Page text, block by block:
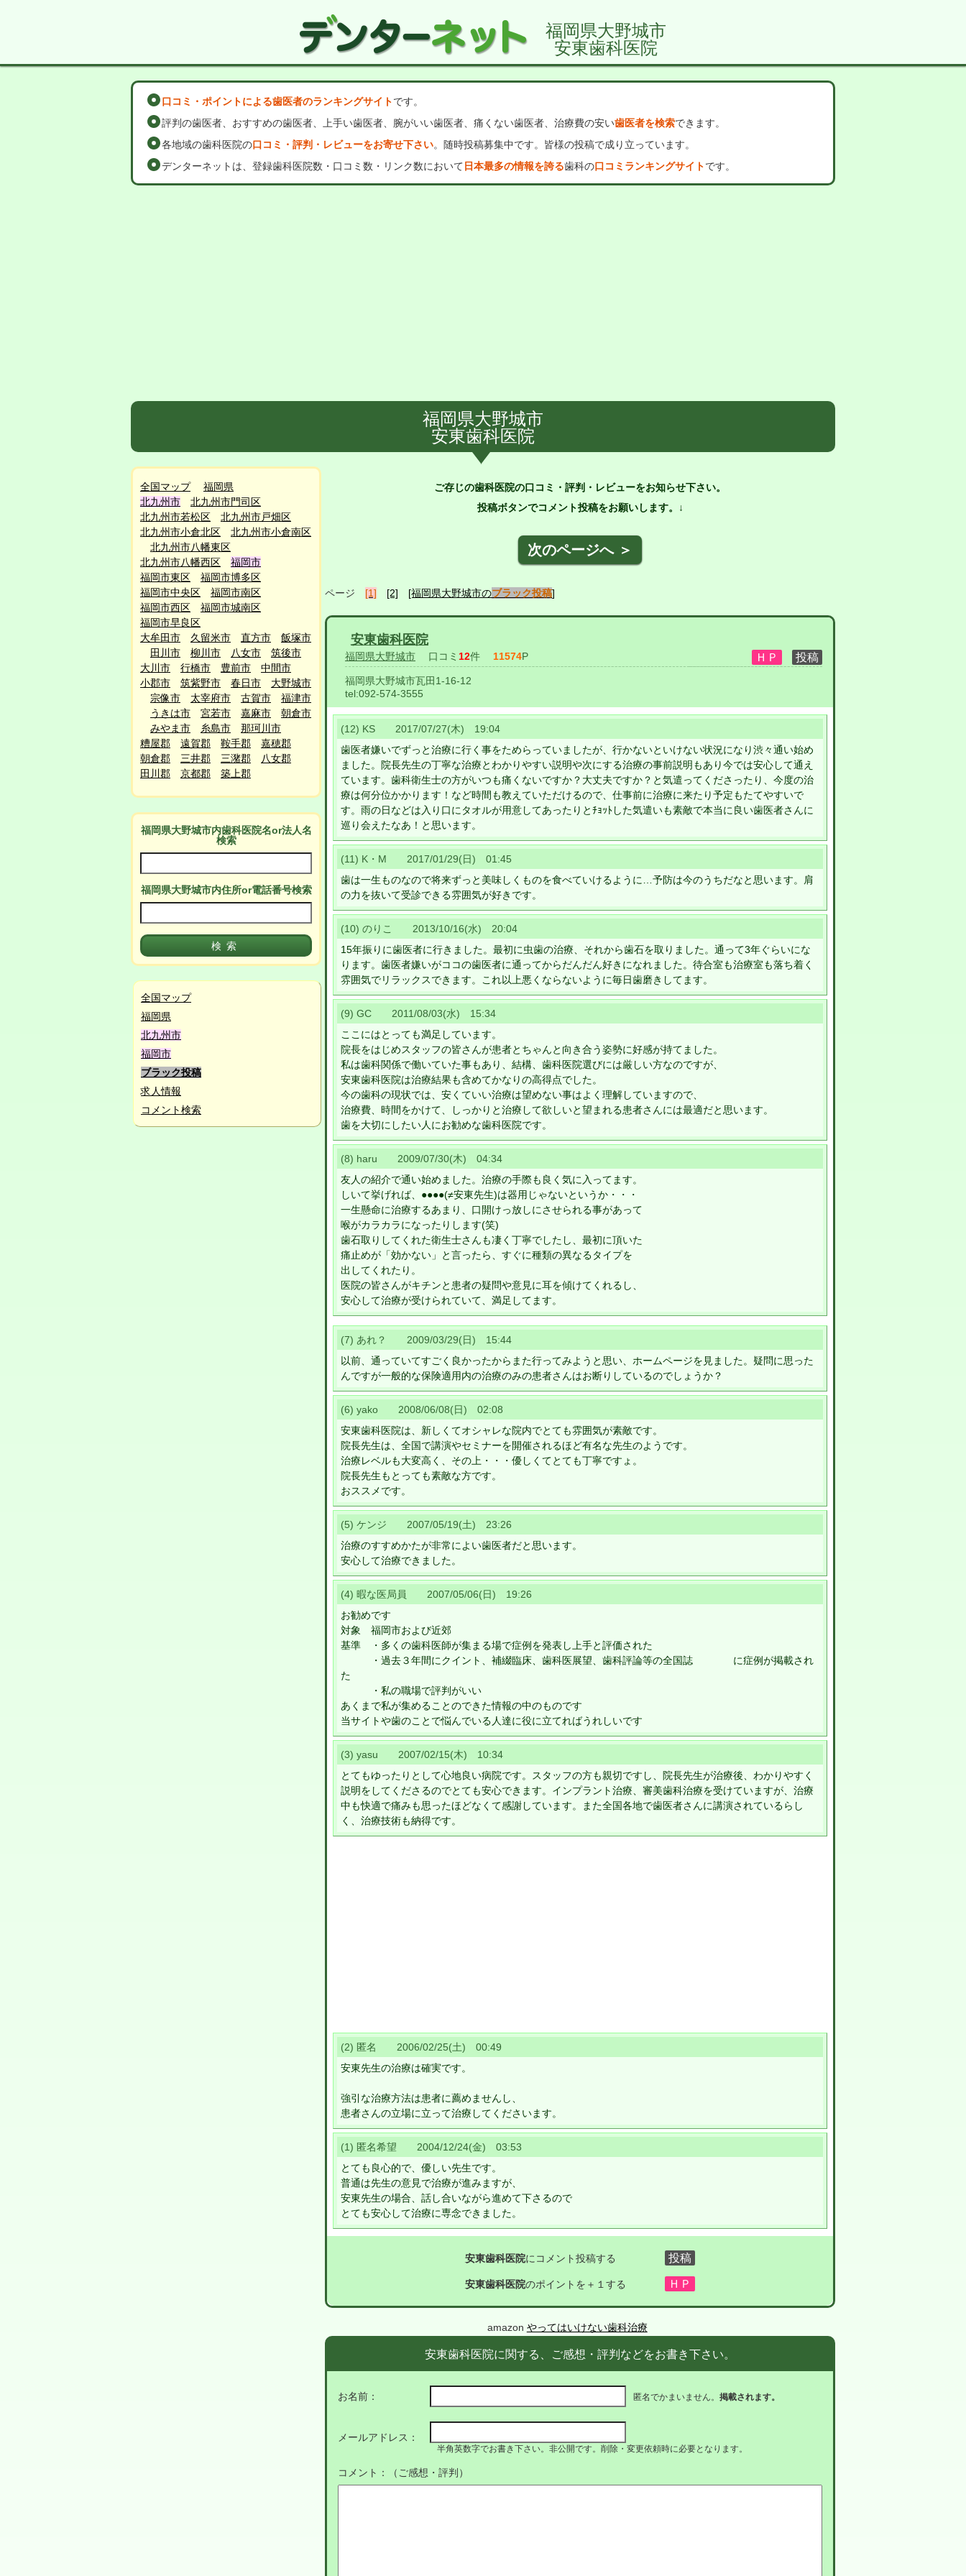
福岡県大野城市
安東歯科医院
口コミ・ポイントによる歯医者のランキングサイトです。
評判の歯医者、おすすめの歯医者、上手い歯医者、腕がいい歯医者、痛くない歯医者、治療費の安い歯医者を検索できます。
各地域の歯科医院の口コミ・評判・レビューをお寄せ下さい。随時投稿募集中です。皆様の投稿で成り立っています。
デンターネットは、登録歯科医院数・口コミ数・リンク数において 日本最多の情報を誇る歯科の口コミランキングサイトです。
福岡県大野城市
安東歯科医院
全国マップ
福岡県
北九州市
北九州市門司区
北九州市若松区
北九州市戸畑区
北九州市小倉北区
北九州市小倉南区
北九州市八幡東区
北九州市八幡西区
福岡市
福岡市東区
福岡市博多区
福岡市中央区
福岡市南区
福岡市西区
福岡市城南区
福岡市早良区
大牟田市
久留米市 直方市
飯塚市
田川市
柳川市 八女市
筑後市
大川市
行橋市 豊前市
中間市
小郡市
筑紫野市 春日市
大野城市
宗像市
太宰府市 古賀市
福津市
うきは市
宮若市 嘉麻市
朝倉市
みやま市
糸島市
那珂川市
糟屋郡
遠賀郡 鞍手郡
嘉穂郡
朝倉郡
三井郡 三潴郡
八女郡
田川郡
京都郡 築上郡
福岡県大野城市内歯科医院名or法人名
検索
福岡県大野城市内住所or電話番号検索
全国マップ
福岡県
北九州市
福岡市
ブラック投稿
求人情報
コメント検索
ご存じの歯科医院の口コミ・評判・レビューをお知らせ下さい。
投稿ボタンでコメント投稿をお願いします。↓
次のページへ ＞
ページ [1] [2] [福岡県大野城市のブラック投稿]
安東歯科医院
福岡県大野城市 口コミ 12件 11574P
福岡県大野城市瓦田1-16-12
tel:092-574-3555
(12) KS 2017/07/27(木) 19:04
歯医者嫌いでずっと治療に行く事をためらっていましたが、行かないといけない状況になり渋々通い始め
ました。院長先生の丁寧な治療とわかりやすい説明や次にする治療の事前説明もあり今では安心して通え
ています。歯科衛生士の方がいつも痛くないですか？大丈夫ですか？と気遣ってくださったり、今度の治
療は何分位かかります！など時間も教えていただけるので、仕事前に治療に来たり予定もたてやすいで
す。雨の日などは入り口にタオルが用意してあったりとﾁｮｯﾄした気遣いも素敵で本当に良い歯医者さんに
巡り会えたなあ！と思います。
(11) K・M 2017/01/29(日) 01:45
歯は一生ものなので将来ずっと美味しくものを食べていけるように…予防は今のうちだなと思います。肩
の力を抜いて受診できる雰囲気が好きです。
(10) のりこ 2013/10/16(水) 20:04
15年振りに歯医者に行きました。最初に虫歯の治療、それから歯石を取りました。通って3年ぐらいにな
ります。歯医者嫌いがココの歯医者に通ってからだんだん好きになれました。待合室も治療室も落ち着く
雰囲気でリラックスできます。これ以上悪くならないように毎日歯磨きしてます。
(9) GC 2011/08/03(水) 15:34
ここにはとっても満足しています。
院長をはじめスタッフの皆さんが患者とちゃんと向き合う姿勢に好感が持てました。
私は歯科関係で働いていた事もあり、結構、歯科医院選びには厳しい方なのですが、
安東歯科医院は治療結果も含めてかなりの高得点でした。
今の歯科の現状では、安くていい治療は望めない事はよく理解していますので、
治療費、時間をかけて、しっかりと治療して欲しいと望まれる患者さんには最適だと思います。
歯を大切にしたい人にお勧めな歯科医院です。
(8) haru 2009/07/30(木) 04:34
友人の紹介で通い始めました。治療の手際も良く気に入ってます。
しいて挙げれば、●●●●(≠安東先生)は器用じゃないというか・・・
一生懸命に治療するあまり、口開けっ放しにさせられる事があって
喉がカラカラになったりします(笑)
歯石取りしてくれた衛生士さんも凄く丁寧でしたし、最初に頂いた
痛止めが「効かない」と言ったら、すぐに種類の異なるタイプを
出してくれたり。
医院の皆さんがキチンと患者の疑問や意見に耳を傾けてくれるし、
安心して治療が受けられていて、満足してます。
(7) あれ？ 2009/03/29(日) 15:44
以前、通っていてすごく良かったからまた行ってみようと思い、ホームページを見ました。疑問に思った
んですが一般的な保険適用内の治療のみの患者さんはお断りしているのでしょうか？
(6) yako 2008/06/08(日) 02:08
安東歯科医院は、新しくてオシャレな院内でとても雰囲気が素敵です。
院長先生は、全国で講演やセミナーを開催されるほど有名な先生のようです。
治療レベルも大変高く、その上・・・優しくてとても丁寧ですょ。
院長先生もとっても素敵な方です。
おススメです。
(5) ケンジ 2007/05/19(土) 23:26
治療のすすめかたが非常によい歯医者だと思います。
安心して治療できました。
(4) 暇な医局員 2007/05/06(日) 19:26
お勧めです
対象 福岡市および近郊
基準 ・多くの歯科医師が集まる場で症例を発表し上手と評価された
・過去３年間にクイント、補綴臨床、歯科医展望、歯科評論等の全国誌 に症例が掲載され
た
・私の職場で評判がいい
あくまで私が集めることのできた情報の中のものです
当サイトや歯のことで悩んでいる人達に役に立てればうれしいです
(3) yasu 2007/02/15(木) 10:34
とてもゆったりとして心地良い病院です。スタッフの方も親切ですし、院長先生が治療後、わかりやすく
説明をしてくださるのでとても安心できます。インプラント治療、審美歯科治療を受けていますが、治療
中も快適で痛みも思ったほどなくて感謝しています。また全国各地で歯医者さんに講演されているらし
く、治療技術も納得です。
(2) 匿名 2006/02/25(土) 00:49
安東先生の治療は確実です。
強引な治療方法は患者に薦めませんし、
患者さんの立場に立って治療してくださいます。
(1) 匿名希望 2004/12/24(金) 03:53
とても良心的で、優しい先生です。
普通は先生の意見で治療が進みますが、
安東先生の場合、話し合いながら進めて下さるので
とても安心して治療に専念できました。
安東歯科医院にコメント投稿する
安東歯科医院のポイントを＋１する
amazon やってはいけない歯科治療
安東歯科医院に関する、ご感想・評判などをお書き下さい。
お名前： 匿名でかまいません。 掲載されます。
メールアドレス：
半角英数字でお書き下さい。非公開です。削除・変更依頼時に必要となります。
コメント：（ご感想・評判）